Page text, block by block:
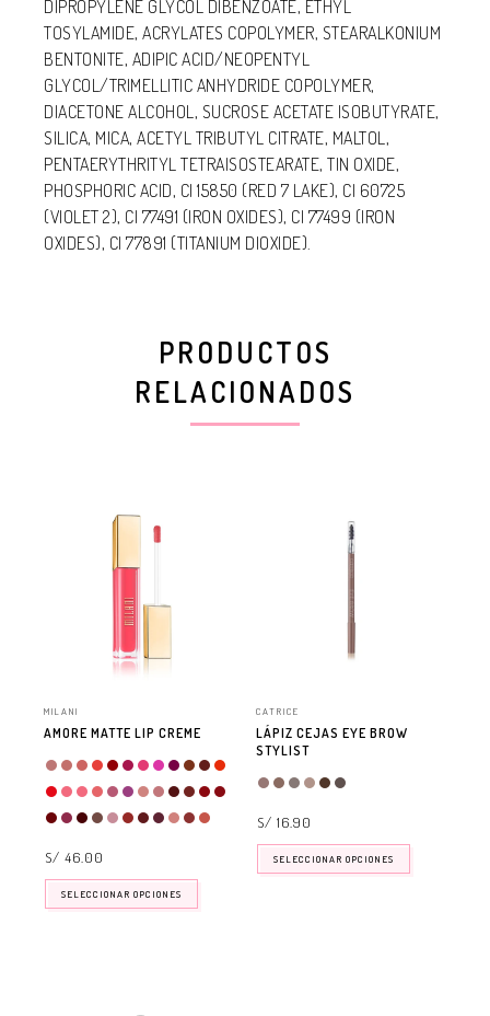
DIPROPYLENE GLYCOL DIBENZOATE, ETHYL
TOSYLAMIDE, ACRYLATES COPOLYMER, STEARALKONIUM
BENTONITE, ADIPIC ACID/NEOPENTYL
GLYCOL/TRIMELLITIC ANHYDRIDE COPOLYMER,
DIACETONE ALCOHOL, SUCROSE ACETATE ISOBUTYRATE,
SILICA, MICA, ACETYL TRIBUTYL CITRATE, MALTOL,
PENTAERYTHRITYL TETRAISOSTEARATE, TIN OXIDE,
PHOSPHORIC ACID, CI 15850 (RED 7 LAKE), CI 60725
(VIOLET 2), CI 77491 (IRON OXIDES), CI 77499 (IRON
OXIDES), CI 77891 (TITANIUM DIOXIDE).
PRODUCTOS
RELACIONADOS
MILANI
AMORE MATTE LIP CREME
S/ 46.00
SELECCIONAR OPCIONES
CATRICE
LÁPIZ CEJAS EYE BROW
STYLIST
S/ 16.90
SELECCIONAR OPCIONES